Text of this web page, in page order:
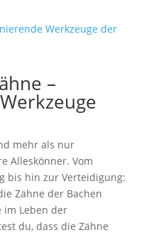
–
mehr als nur
Alleskönner. Vom
bis hin zur Verteidigung:
Zähne der Bachen
im Leben der
du, dass die Zähne